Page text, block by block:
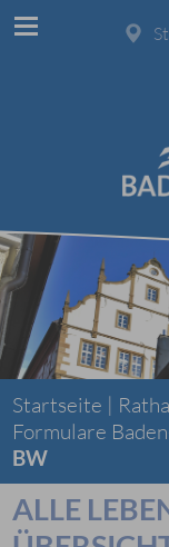
Startseite |
Formulare
BW
ALLE